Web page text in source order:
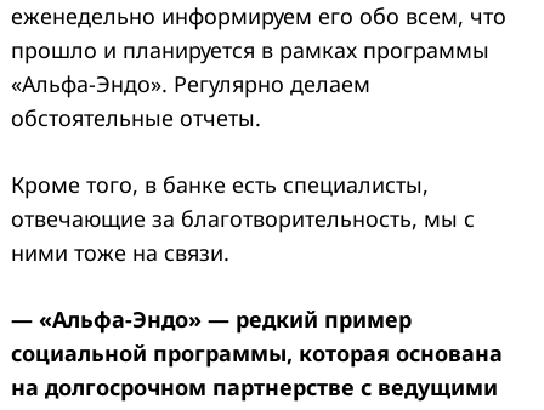
еженедельно информируем его обо всем, что
прошло и планируется в рамках программы
«Альфа-Эндо». Регулярно делаем
обстоятельные отчеты.
Кроме того, в банке есть специалисты,
отвечающие за благотворительность, мы с
ними тоже на связи.
— «Альфа-Эндо» — редкий пример
социальной программы, которая основана
на долгосрочном партнерстве с ведущими